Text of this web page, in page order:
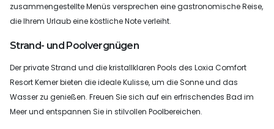
zusammengestellte Menüs versprechen eine gastronomische Reise,
die Ihrem Urlaub eine köstliche Note verleiht.
Strand- und Poolvergnügen
Der private Strand und die kristallklaren Pools des Loxia Comfort
Resort Kemer bieten die ideale Kulisse, um die Sonne und das
Wasser zu genießen. Freuen Sie sich auf ein erfrischendes Bad im
Meer und entspannen Sie in stilvollen Poolbereichen.